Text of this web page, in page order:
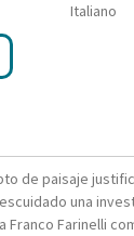
Italiano
de paisaje
una
Farinelli